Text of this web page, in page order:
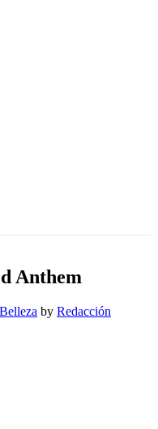
Anthem
by Redacción